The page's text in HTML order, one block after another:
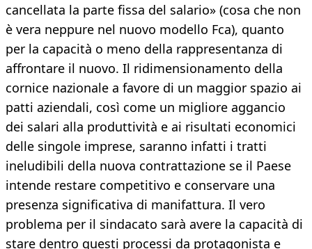
cancellata la parte fissa del salario» (cosa che non
è vera neppure nel nuovo modello Fca), quanto
per la capacità o meno della rappresentanza di
affrontare il nuovo. Il ridimensionamento della
cornice nazionale a favore di un maggior spazio ai
patti aziendali, così come un migliore aggancio
dei salari alla produttività e ai risultati economici
delle singole imprese, saranno infatti i tratti
ineludibili della nuova contrattazione se il Paese
intende restare competitivo e conservare una
presenza significativa di manifattura. Il vero
problema per il sindacato sarà avere la capacità di
stare dentro questi processi da protagonista e